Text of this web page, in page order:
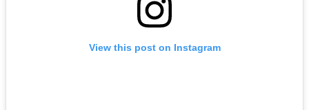
View this post on Instagram